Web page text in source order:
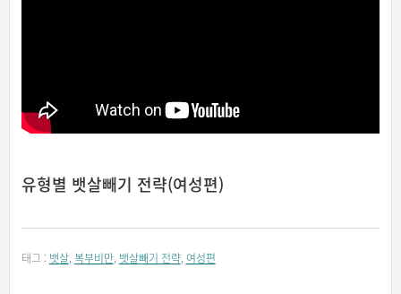
유형별 뱃살빼기 전략(여성편)
태그 : 뱃살, 복부비만, 뱃살빼기 전략, 여성편